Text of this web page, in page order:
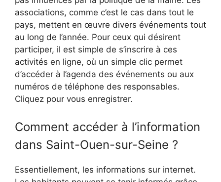
associations, comme c’est le cas dans tout le
pays, mettent en œuvre divers événements tout
au long de l’année. Pour ceux qui désirent
participer, il est simple de s’inscrire à ces
activités en ligne, où un simple clic permet
d’accéder à l’agenda des événements ou aux
numéros de téléphone des responsables.
Cliquez pour vous enregistrer.
Comment accéder à l’information
dans Saint-Ouen-sur-Seine ?
Essentiellement, les informations sur internet.